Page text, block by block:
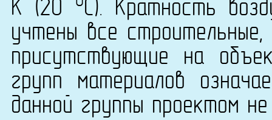
K (20
C). Кратность
учтены все
присутствующие на
групп материалов
данной группы проектом